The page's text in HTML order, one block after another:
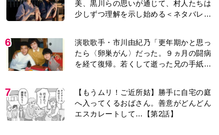
美、黒川らの思いが通じて、村人たちは
少しずつ理解を示し始める＜ネタバレあ
6
演歌歌手・市川由紀乃「更年期かと思っ
たら〈卵巣がん〉だった。９ヵ月の闘病
を経て復帰。若くして逝った兄の手紙を
7
【もうムリ！ご近所姑】勝手に自宅の庭
へ入ってくるおばさん。善意がどんどん
エスカレートして…【第2話】